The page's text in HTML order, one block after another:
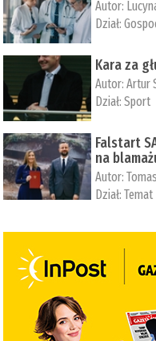
Autor:
Dział:
Kara za
Autor:Artur
Dział:Sport
Falstart
na
Autor:
Dział:Temat